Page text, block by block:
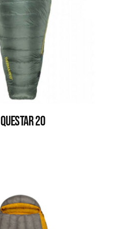
QUESTAR 20